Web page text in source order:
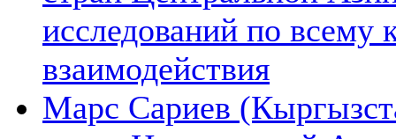
исследований по всему
взаимодействия
Марс Сариев